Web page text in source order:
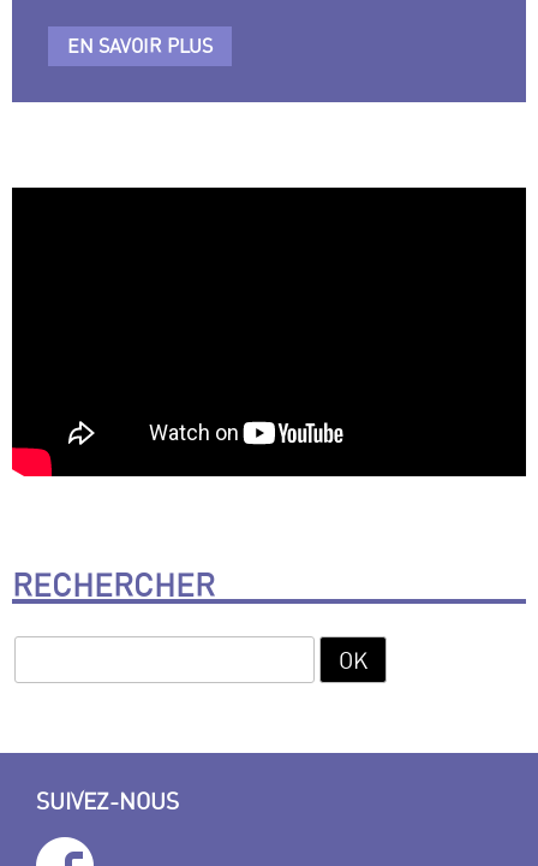
EN SAVOIR PLUS
RECHERCHER
SUIVEZ-NOUS